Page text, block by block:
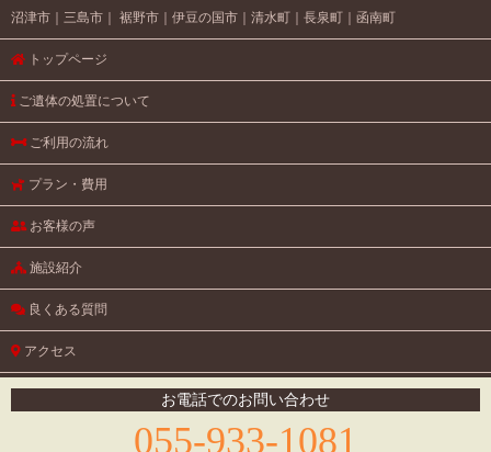
沼津市 三島市 裾野市 伊豆の国市 清水町 長泉町 函南町
トップページ
ご遺体の処置について
ご利用の流れ
プラン・費用
お客様の声
施設紹介
良くある質問
アクセス
円教寺のご紹介 お電話でのお問い合わせ
055-933-1081